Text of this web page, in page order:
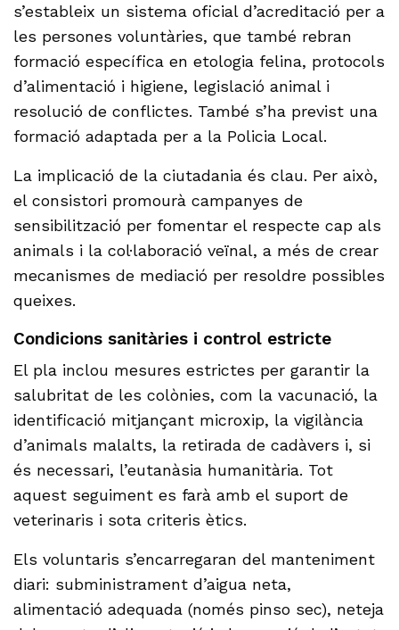
s’estableix un sistema oficial d’acreditació per a
les persones voluntàries, que també rebran
formació específica en etologia felina, protocols
d’alimentació i higiene, legislació animal i
resolució de conflictes. També s’ha previst una
formació adaptada per a la Policia Local.
La implicació de la ciutadania és clau. Per això,
el consistori promourà campanyes de
sensibilització per fomentar el respecte cap als
animals i la col·laboració veïnal, a més de crear
mecanismes de mediació per resoldre possibles
queixes.
Condicions sanitàries i control estricte
El pla inclou mesures estrictes per garantir la
salubritat de les colònies, com la vacunació, la
identificació mitjançant microxip, la vigilància
d’animals malalts, la retirada de cadàvers i, si
és necessari, l’eutanàsia humanitària. Tot
aquest seguiment es farà amb el suport de
veterinaris i sota criteris ètics.
Els voluntaris s’encarregaran del manteniment
diari: subministrament d’aigua neta,
alimentació adequada (només pinso sec), neteja